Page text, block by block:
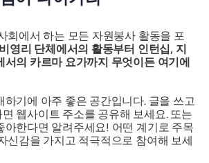
회에서 하는 모든 자원봉사 활동을 포
비영리 단체에서의 활동부터 인턴십, 지
서의 카르마 요가까지 무엇이든 여기에
하기에 아주 좋은 공간입니다. 글을 쓰고
웹사이트 주소를 공유해 보세요. 또는
아한다면 알려주세요! 어떤 계기로 주목
신감을 가지고 적극적으로 참여해 보세